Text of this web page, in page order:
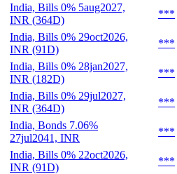
India, Bills 0% 5aug2027,
INR (364D)
***
India, Bills 0% 29oct2026,
INR (91D)
***
India, Bills 0% 28jan2027,
INR (182D)
***
India, Bills 0% 29jul2027,
INR (364D)
***
India, Bonds 7.06%
27jul2041, INR
***
India, Bills 0% 22oct2026,
INR (91D)
***